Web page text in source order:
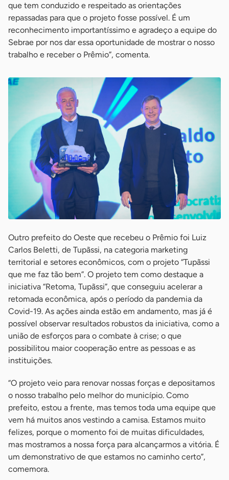
que tem conduzido e respeitado as orientações
repassadas para que o projeto fosse possível. É um
reconhecimento importantíssimo e agradeço a equipe do
Sebrae por nos dar essa oportunidade de mostrar o nosso
trabalho e receber o Prêmio”, comenta.
Outro prefeito do Oeste que recebeu o Prêmio foi Luiz
Carlos Beletti, de Tupãssi, na categoria marketing
territorial e setores econômicos, com o projeto “Tupãssi
que me faz tão bem”. O projeto tem como destaque a
iniciativa “Retoma, Tupãssi”, que conseguiu acelerar a
retomada econômica, após o período da pandemia da
Covid-19. As ações ainda estão em andamento, mas já é
possível observar resultados robustos da iniciativa, como a
união de esforços para o combate à crise; o que
possibilitou maior cooperação entre as pessoas e as
instituições.
“O projeto veio para renovar nossas forças e depositamos
o nosso trabalho pelo melhor do município. Como
prefeito, estou a frente, mas temos toda uma equipe que
vem há muitos anos vestindo a camisa. Estamos muito
felizes, porque o momento foi de muitas dificuldades,
mas mostramos a nossa força para alcançarmos a vitória. É
um demonstrativo de que estamos no caminho certo”,
comemora.